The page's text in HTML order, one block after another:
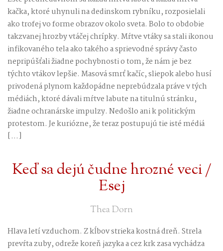
kačka, ktoré uhynuli na dedinskom rybníku, rozposielali
ako trofej vo forme obrazov okolo sveta. Bolo to obdobie
takzvanej hrozby vtáčej chrípky. Mŕtve vtáky sa stali ikonou
infikovaného tela ako takého a sprievodné správy často
nepripúšťali žiadne pochybnosti o tom, že nám je bez
týchto vtákov lepšie. Masová smrť kačíc, sliepok alebo husí
privodená plynom každopádne neprebúdzala práve v tých
médiách, ktoré dávali mŕtve labute na titulnú stránku,
žiadne ochranárske impulzy. Nedošlo ani k politickým
protestom. Je kuriózne, že teraz postupujú tie isté médiá
[…]
Keď sa dejú čudne hrozné veci /
Esej
Thea Dorn
Hlava letí vzduchom. Z kĺbov strieka kostná dreň. Strela
prevŕta zuby, odreže koreň jazyka a cez krk zasa vychádza